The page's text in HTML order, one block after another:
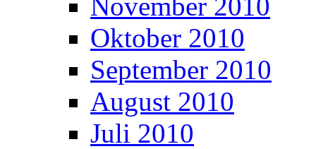
November 2010
Oktober 2010
September 2010
August 2010
Juli 2010